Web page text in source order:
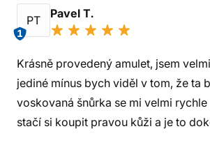
PT
1
Pavel T.
Krásně provedený amulet, jsem
jediné mínus bych viděl v tom, že ta
voskovaná šnůrka se mi velmi
stačí si koupit pravou kůži a je to